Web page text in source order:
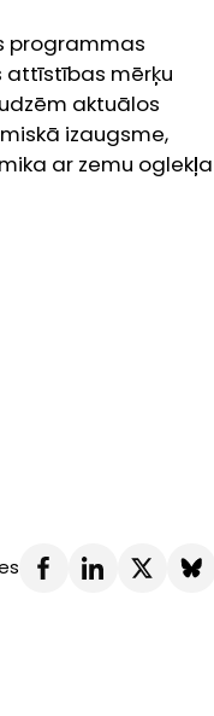
programmas
attīstības mērķu
aktuālos
izaugsme,
ar zemu oglekļa